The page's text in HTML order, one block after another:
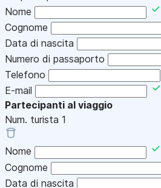
Nome
Cognome
Data di nascita
Numero di passaporto
Telefono
E-mail
Partecipanti al viaggio
Num. turista 1
Nome
Cognome
Data di nascita